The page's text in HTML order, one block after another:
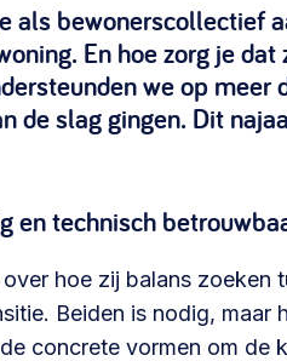
als bewonerscollectief
En hoe zorg je
we op meer
de slag gingen. Dit
en technisch
hoe zij balans zoeken
Beiden is nodig, maar
concrete vormen om de